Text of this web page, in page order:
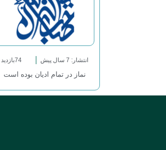
انتشار: 7 سال پیش 74بازدید
نماز در تمام ادیان بوده است